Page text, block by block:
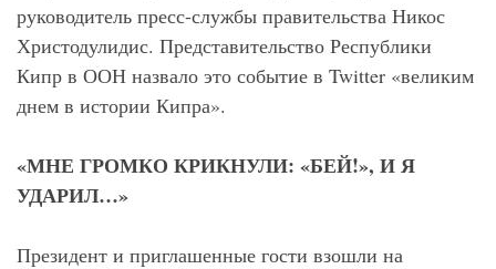
руководитель пресс-службы правительства Никос
Христодулидис. Представительство Республики
Кипр в ООН назвало это событие в Twitter «великим
днем в истории Кипра».
«МНЕ ГРОМКО КРИКНУЛИ: «БЕЙ!», И Я
УДАРИЛ…»
Президент и приглашенные гости взошли на